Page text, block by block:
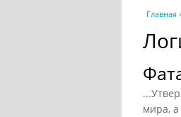
Вы
Главная
мира,